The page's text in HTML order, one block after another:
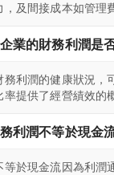
及間接成本如管理
業的財務利潤是
務利潤的健康狀況，
提供了經營績效的
利潤不等於現金
等於現金流因為利潤